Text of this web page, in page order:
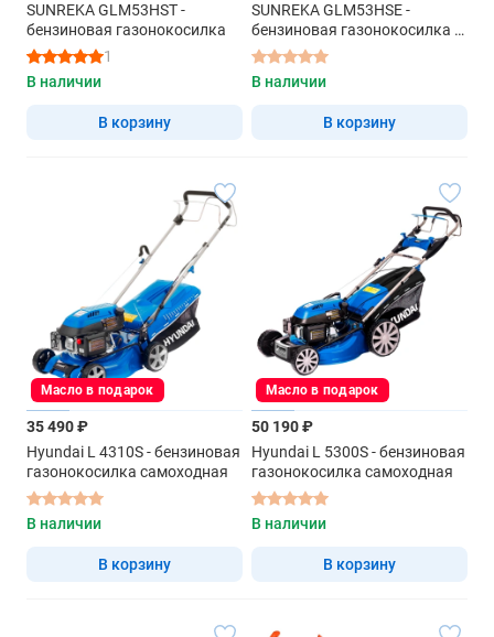
SUNREKA GLM53HST -
бензиновая газонокосилка
1
В наличии
В корзину
SUNREKA GLM53HSE -
бензиновая газонокосилка с
электростартером
В наличии
В корзину
Масло в подарок
35 490 ₽
Hyundai L 4310S - бензиновая
газонокосилка самоходная
В наличии
В корзину
Масло в подарок
50 190 ₽
Hyundai L 5300S - бензиновая
газонокосилка самоходная
В наличии
В корзину